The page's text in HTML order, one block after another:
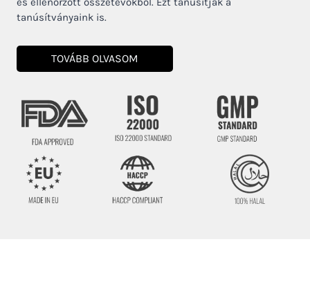
tanúsítványaink is.
TOVÁBB OLVASOM